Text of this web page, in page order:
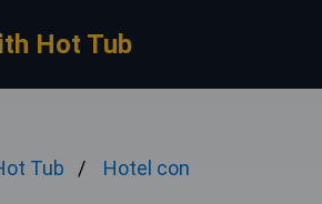
Hot Tub
Tub
Hotel con